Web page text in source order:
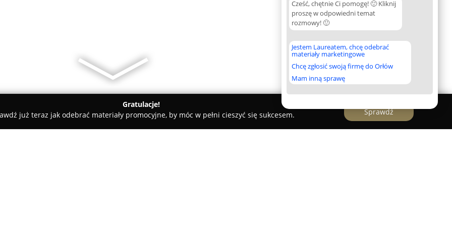
Cześć, chętnie Ci pomogę! 🙂 Kliknij
proszę w odpowiedni temat
rozmowy! 🙂
Jestem Laureatem, chcę odebrać
materiały marketingowe
Chcę zgłosić swoją firmę do Orłów
Mam inną sprawę
Gratulacje!
już teraz jak odebrać materiały promocyjne, by móc w pełni cieszyć się sukcesem.
Sprawdź